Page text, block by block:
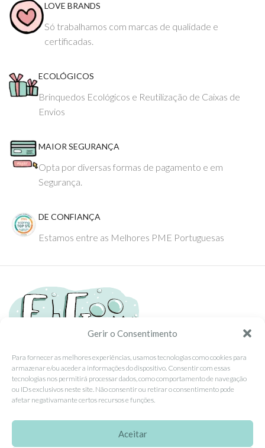
Gerir o Consentimento
Para fornecer as melhores experiências, usamos tecnologias como cookies para
armazenar e/ou aceder a informações do dispositivo. Consentir com essas
tecnologias nos permitirá processar dados, como comportamento de navegação
ou IDs exclusivos neste site. Não consentir ou retirar o consentimento pode
afetar negativamante certos recursos e funções.
Aceitar
LOVE BRANDS
Só trabalhamos com marcas de qualidade e
certificadas.
ECOLÓGICOS
Brinquedos Ecológicos e Reutilização de Caixas de
Envios
MAIOR SEGURANÇA
Opta por diversas formas de pagamento e em
Segurança.
DE CONFIANÇA
Estamos entre as Melhores PME Portuguesas
Tel: (351) 234095278 Custo de Chamada para Rede Fixa Nacional
Email: info@ehgoom.com
Rua José Afonso, Nº 50, 3800-438 Aveiro, Portugal